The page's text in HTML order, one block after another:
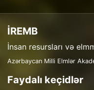
İREMB
İnsan resursları və
Azərbaycan Milli Elmlər
Faydalı keçidlər